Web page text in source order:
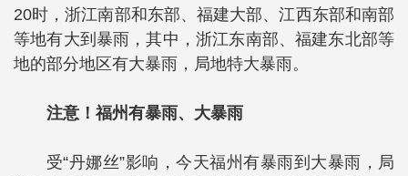
20时，浙江南部和东部、福建大部、江西东部和南部
等地有大到暴雨，其中，浙江东南部、福建东北部等
地的部分地区有大暴雨，局地特大暴雨。
注意！福州有暴雨、大暴雨
受“丹娜丝”影响，今天福州有暴雨到大暴雨，局